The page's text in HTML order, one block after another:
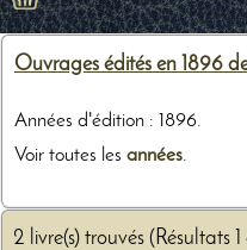
Ouvrages édités en 1896
Années d'édition : 1896.
Voir toutes les années.
2 livre(s) trouvés (Résultats